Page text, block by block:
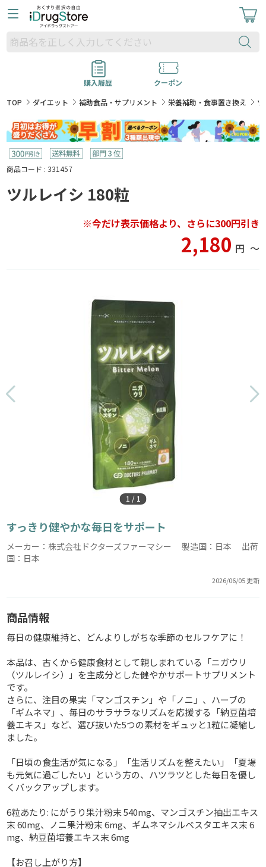
購入履歴
クーポン
TOP
ダイエット 補助食品・サプリメント 栄養補助・食事置き換え
商品コード : 331457
ツルレイシ 180粒
※今だけ表示価格より、さらに300円引き
2,180 円 〜
1 / 1
すっきり健やかな毎日をサポート
メーカー：株式会社ドクターズファーマシー 製造国：日本 出荷
国：日本
2026/06/05 更新
商品情報
毎日の健康維持と、どんよりしがちな季節のセルフケアに！
本品は、古くから健康食材として親しまれている「ニガウリ
（ツルレイシ）」を主成分とした健やかサポートサプリメント
です。
さらに、注目の果実「マンゴスチン」や「ノニ」、ハーブの
「ギムネマ」、毎日のサラサラなリズムを応援する「納豆菌培
養エキス」など、選び抜いた5つの素材をギュッと1粒に凝縮し
ました。
「日頃の食生活が気になる」「生活リズムを整えたい」「夏場
も元気に過ごしたい」という方の、ハツラツとした毎日を優し
くバックアップします。
6粒あたり: にがうり果汁粉末 540mg、マンゴスチン抽出エキス
末 60mg、ノニ果汁粉末 6mg、ギムネマシルベスタエキス末 6
mg、納豆菌培養エキス末 6mg
【お召し上がり方】